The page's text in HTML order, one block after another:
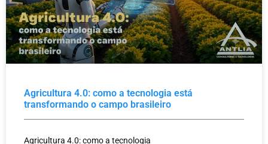
Agricultura 4.0: como a tecnologia está
transformando o campo brasileiro
Agricultura 4.0: como a tecnologia